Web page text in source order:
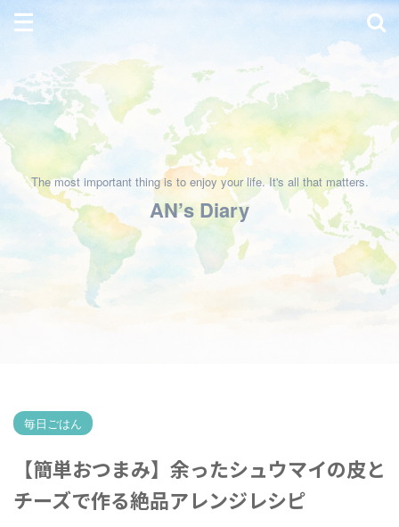
The most important thing is to enjoy your life. It's all that matters.
AN’s Diary
毎日ごはん
【簡単おつまみ】余ったシュウマイの皮と
チーズで作る絶品アレンジレシピ